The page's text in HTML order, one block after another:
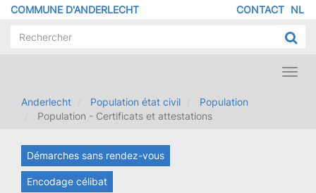
Aller
contenu
COMMUNE D'ANDERLECHT NL
DE
CONTACT
Anderlecht
Population état civil
Population
Population - Certificats et attestations
Démarches sans rendez-vous
Encodage célibat